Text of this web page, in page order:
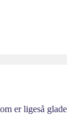
er ligeså